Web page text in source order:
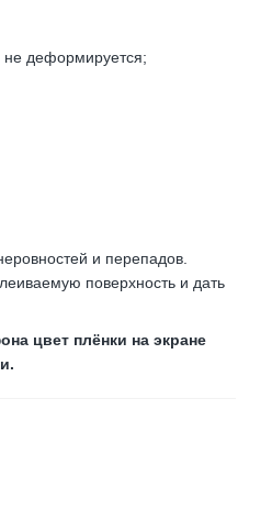
не деформируется;
и перепадов.
поверхность и дать
цвет плёнки на экране